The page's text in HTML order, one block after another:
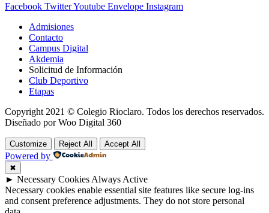
Facebook TwitterYoutube Envelope Instagram
Admisiones
Contacto
Campus Digital
Akdemia
Solicitud de Información
Club Deportivo
Etapas
Copyright 2021 © Colegio Rioclaro. Todos los derechos reservados.
Diseñado por Woo Digital 360
Customize Reject All Accept All
Powered by
✖
► Necessary Cookies Always Active
Necessary cookies enable essential site features like secure log-ins
and consent preference adjustments. They do not store personal